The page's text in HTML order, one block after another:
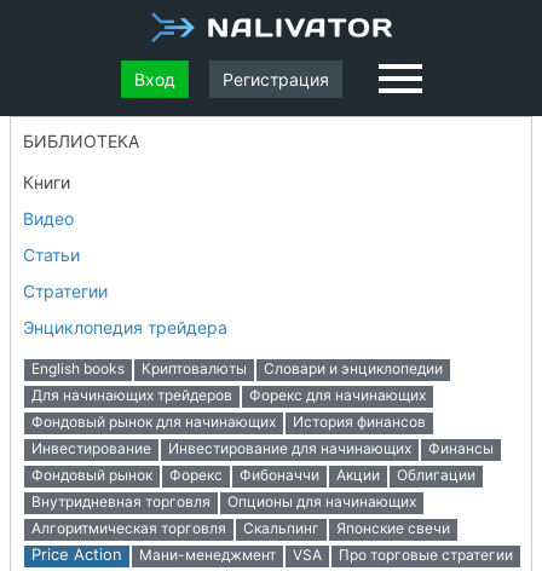
Вход Регистрация
БИБЛИОТЕКА
Книги
Видео
Статьи
Стратегии
Энциклопедия трейдера
English books Криптовалюты
Словари и энциклопедии
Для начинающих трейдеров
Форекс для начинающих
Фондовый рынок для начинающих
История финансов
Инвестирование
Инвестирование для начинающих
Финансы
Фондовый рынок
Форекс Фибоначчи Акции
Облигации
Внутридневная торговля
Опционы для начинающих
Алгоритмическая торговля
Скальпинг Японские свечи
Price Action Мани-менеджмент VSA
Про торговые стратегии